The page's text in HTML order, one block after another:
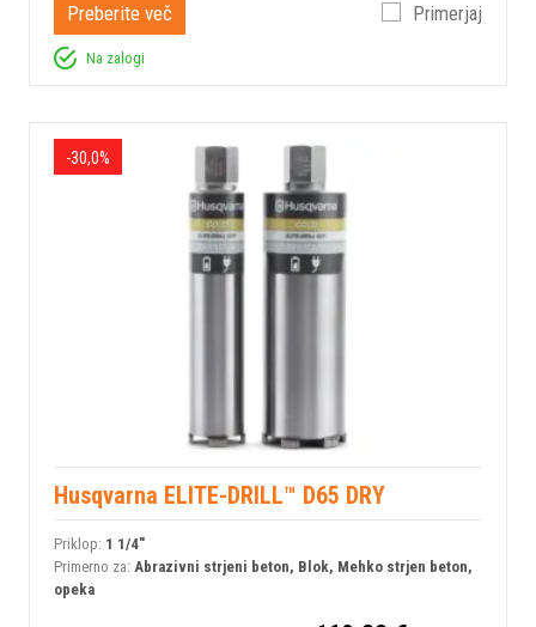
Preberite več Primerjaj
Na zalogi
-30,0%
Husqvarna ELITE-DRILL™ D65 DRY
Priklop: 1 1/4"
Primerno za: Abrazivni strjeni beton, Blok, Mehko strjen beton,
opeka